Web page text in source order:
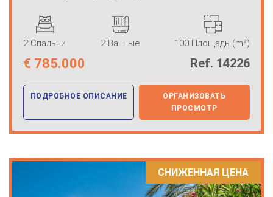
2 Спальни 2 Ванные 100 Площадь (m²)
€ 785.000 Ref. 14226
ПОДРОБНОЕ ОПИСАНИЕ
ОРГАНИЗОВАТЬ
ПРОСМОТР
СНИЖЕННАЯ ЦЕНА